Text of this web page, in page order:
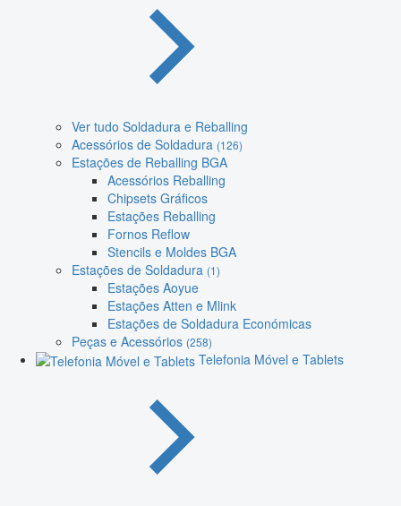
Ver tudo Soldadura e Reballing
Acessórios de Soldadura (126)
Estações de Reballing BGA
Acessórios Reballing
Chipsets Gráficos
Estações Reballing
Fornos Reflow
Stencils e Moldes BGA
Estações de Soldadura (1)
Estações Aoyue
Estações Atten e Mlink
Estações de Soldadura Económicas
Peças e Acessórios (258)
Telefonia Móvel e Tablets